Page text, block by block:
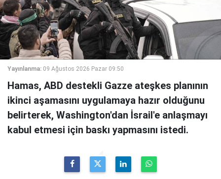
Yayınlanma: 09 Ağustos 2026 Pazar 09:50
Hamas, ABD destekli Gazze ateşkes planının
ikinci aşamasını uygulamaya hazır olduğunu
belirterek, Washington'dan İsrail'e anlaşmayı
kabul etmesi için baskı yapmasını istedi.